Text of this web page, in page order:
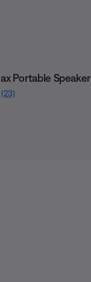
Portable Speaker
(23)